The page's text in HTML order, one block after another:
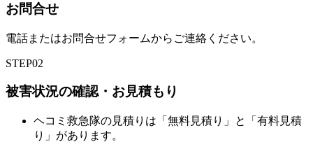
お問合せ
電話またはお問合せフォームからご連絡ください。
STEP02
被害状況の確認・お見積もり
ヘコミ救急隊の見積りは「無料見積り」と「有料見積
り」があります。